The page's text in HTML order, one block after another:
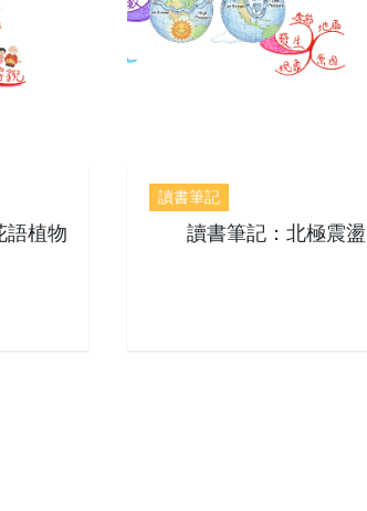
語植物
讀書筆記
讀書筆記：北極震盪